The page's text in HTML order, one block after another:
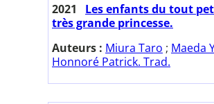
2021
Les enfants du tout
très grande princesse.
Auteurs : Miura Taro ; Maeda
Honnoré Patrick. Trad.